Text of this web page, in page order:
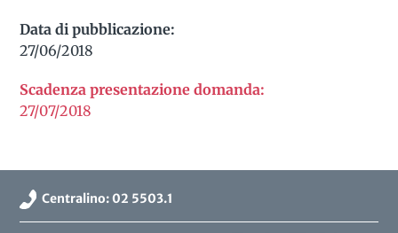
Data di pubblicazione:
27/06/2018
Scadenza presentazione domanda:
27/07/2018
Centralino: 02 5503.1